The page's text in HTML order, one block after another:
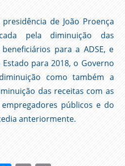
presidência de João Proença
pela diminuição das
para a ADSE, e
para 2018, o Governo
como também a
das receitas com as
públicos e do
anteriormente.